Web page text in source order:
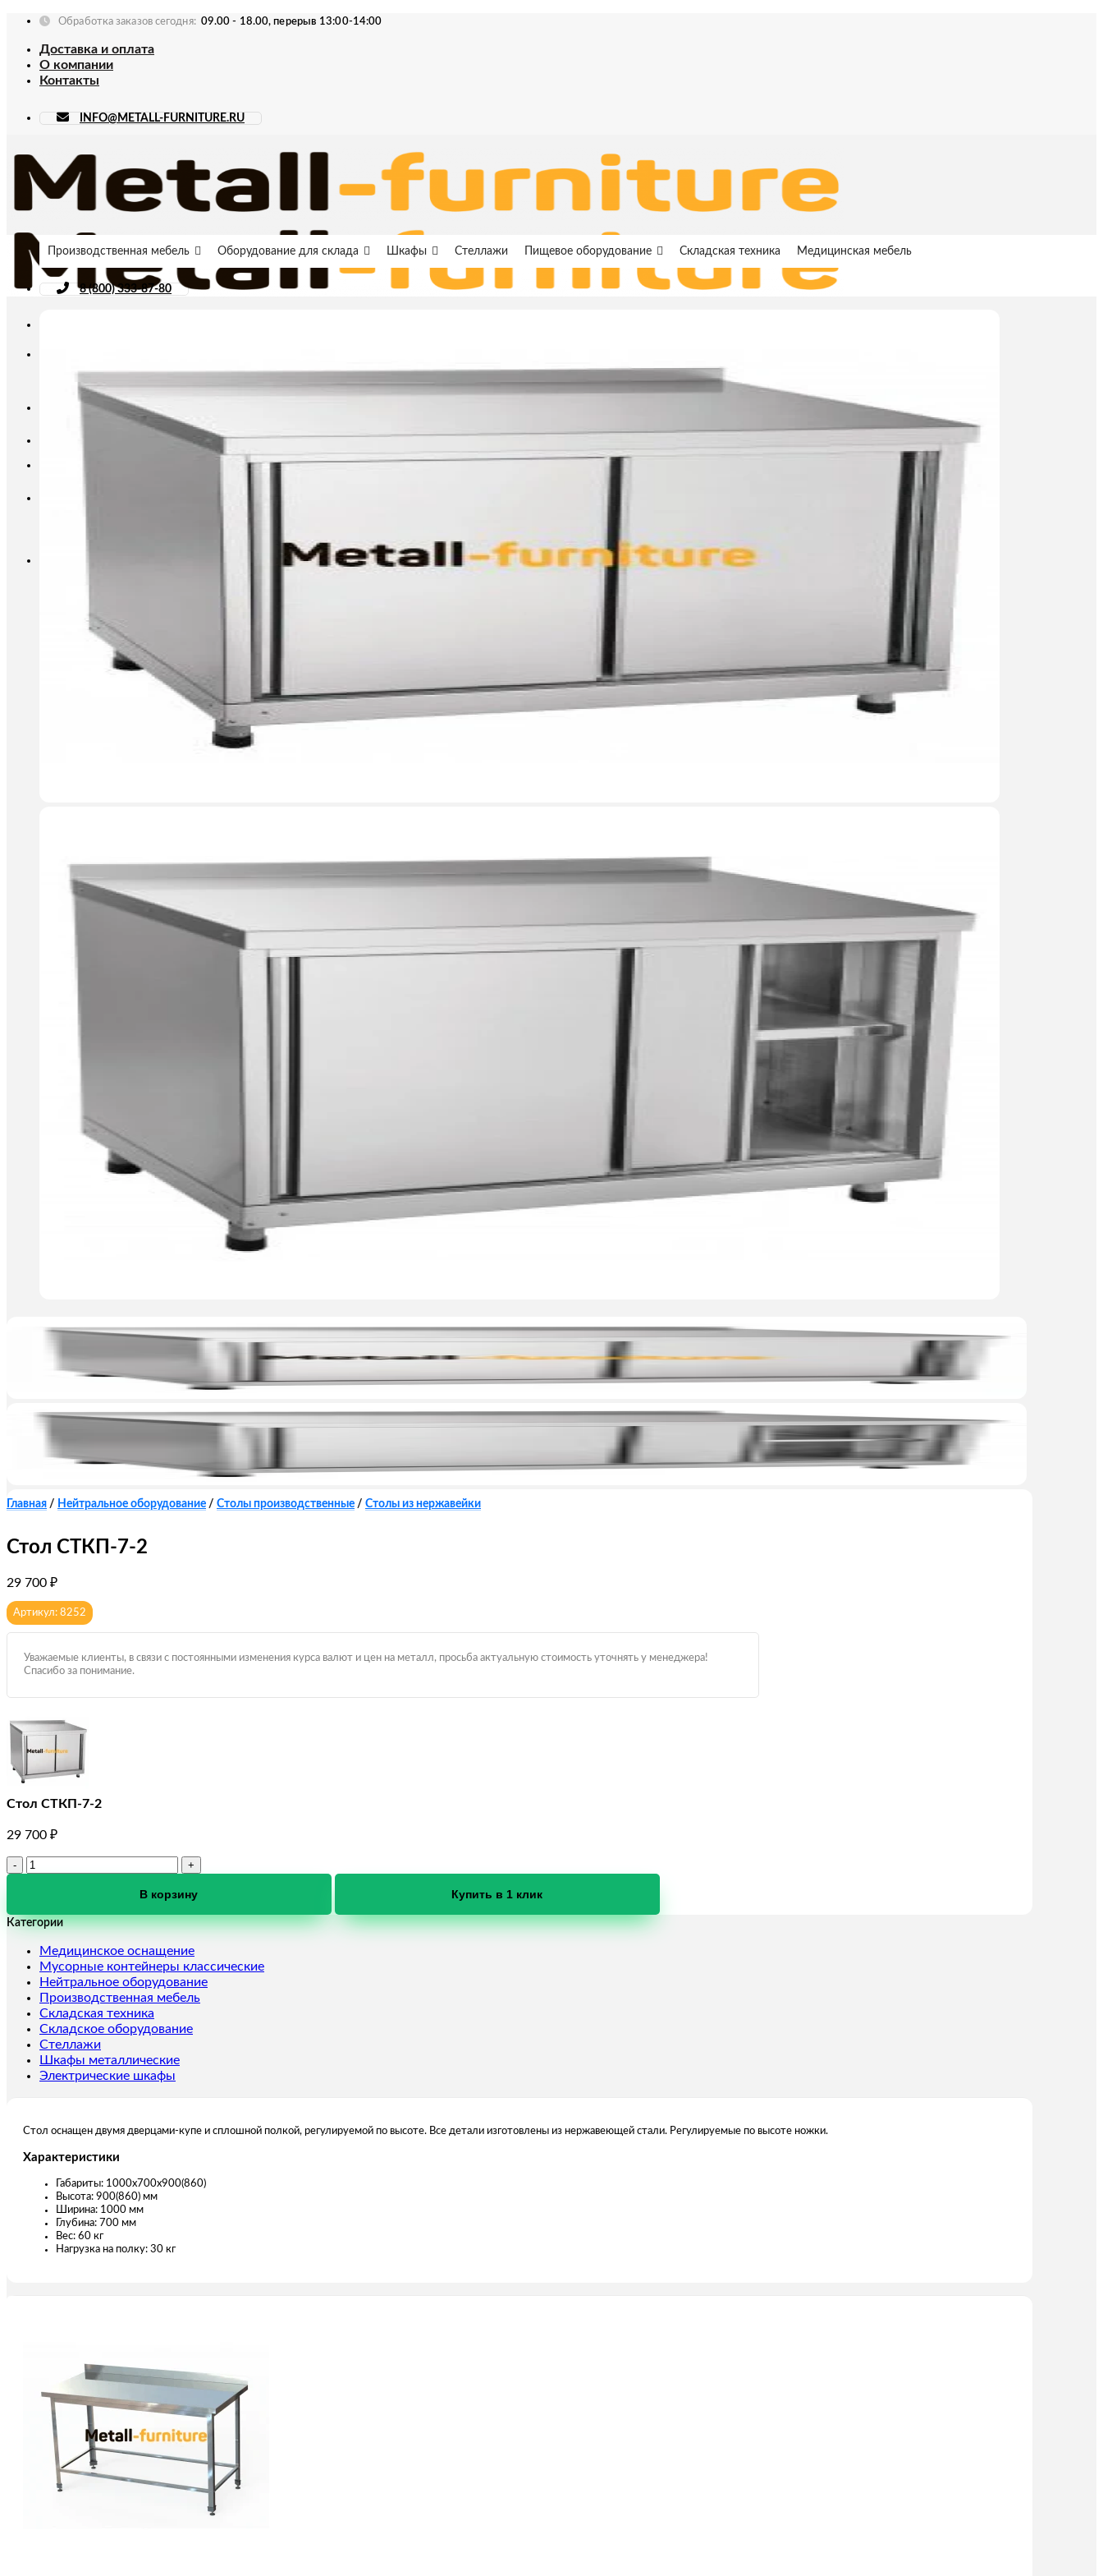
Skip
content
Обработка заказов сегодня: 09.00 - 18.00, перерыв 13:00-14:00
Доставка и оплата
О компании
Контакты
INFO@METALL-FURNITURE.RU
INFO@METALL-FURNITURE.RU
Производственная мебель Оборудование для склада Шкафы Стеллажи Пищевое оборудование Складская техника Медицинская мебель
8 (800) 333-87-80
Главная / Нейтральное оборудование / Столы производственные / Столы из нержавейки
Стол СТКП-7-2
29 700 ₽
Артикул: 8252
Уважаемые клиенты, в связи с постоянными изменения курса валют и цен на металл, просьба актуальную стоимость уточнять у менеджера!
Спасибо за понимание.
Стол СТКП-7-2
29 700 ₽
Количество
2
В корзину Купить в 1 клик
Категории
Медицинское оснащение
Мусорные контейнеры классические
Нейтральное оборудование
Производственная мебель
Складская техника
Складское оборудование
Стеллажи
Шкафы металлические
Электрические шкафы
Стол оснащен двумя дверцами-купе и сплошной полкой, регулируемой по высоте. Все детали изготовлены из нержавеющей стали. Регулируемые по высоте ножки.
Характеристики
Габариты: 1000х700х900(860)
Высота: 900(860) мм
Ширина: 1000 мм
Глубина: 700 мм
Вес: 60 кг
Нагрузка на полку: 30 кг